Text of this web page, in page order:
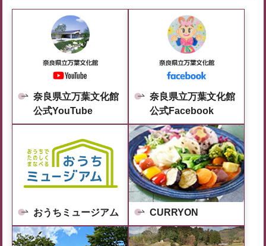
奈良県立万葉文化館
公式YouTube
奈良県立万葉文化館
公式Facebook
おうちミュージアム CURRYON